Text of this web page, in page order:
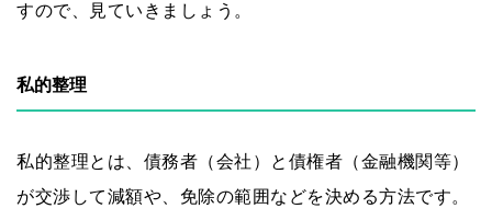
すので、見ていきましょう。
私的整理
私的整理とは、債務者（会社）と債権者（金融機関等）
が交渉して減額や、免除の範囲などを決める方法です。